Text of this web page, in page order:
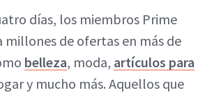
días, los miembros Prime
millones de ofertas en más de
belleza, moda, artículos para
y mucho más. Aquellos que